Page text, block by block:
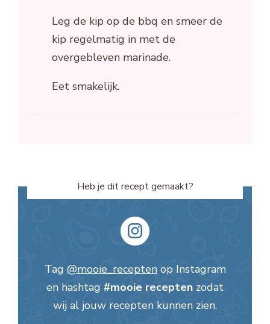
Leg de kip op de bbq en smeer de
kip regelmatig in met de
overgebleven marinade.
Eet smakelijk.
Heb je dit recept gemaakt?
Tag @mooie_receptenop Instagram
en hashtag #mooie recepten zodat
wij al jouw recepten kunnen zien.